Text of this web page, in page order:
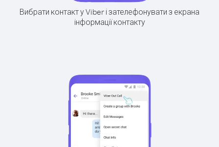
Вибрати контакт у Viber і зателефонувати з екрана
інформації контакту